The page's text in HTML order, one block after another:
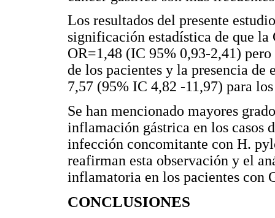
Los resultados del presente
significación estadística de que la
OR=1,48 (IC 95% 0,93-2,41)
de los pacientes y la presencia
7,57 (95% IC 4,82 -11,97) para
Se han mencionado mayores
inflamación gástrica en los casos
infección concomitante con H.
reafirman esta observación y el
inflamatoria en los pacientes con
CONCLUSIONES